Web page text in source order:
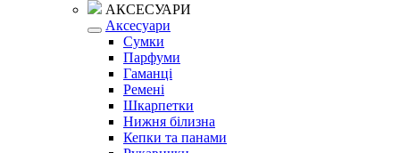
АКСЕСУАРИ
Аксесуари
Сумки
Парфуми
Гаманці
Ремені
Шкарпетки
Нижня білизна
Кепки та панами